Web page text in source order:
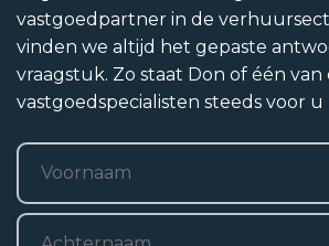
vastgoedpartner in de
vinden we altijd het gepaste
vraagstuk. Zo staat Don of één
vastgoedspecialisten steeds voor u
Naam
Voornaam